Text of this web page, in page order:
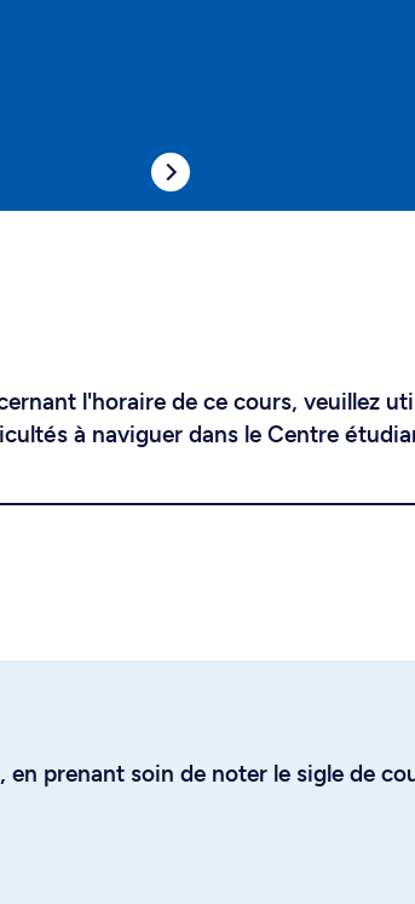
l'horaire de ce cours, veuillez
à naviguer dans le Centre
prenant soin de noter le sigle de